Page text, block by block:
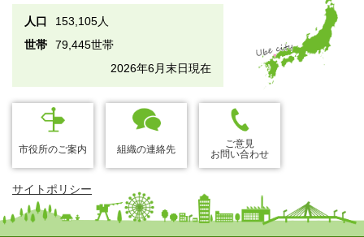
人口
153,105人
世帯
79,445世帯
2026年6月末日現在
市役所のご案内 組織の連絡先
ご意見
お問い合わせ
サイトポリシー